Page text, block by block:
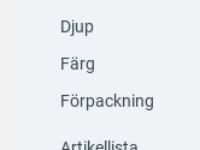
Djup
Färg
Förpackning